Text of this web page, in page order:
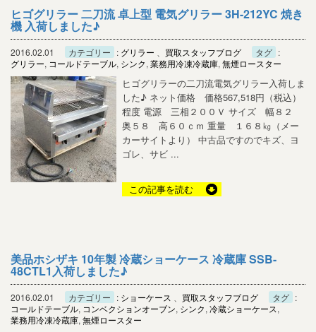
ヒゴグリラー 二刀流 卓上型 電気グリラー 3H-212YC 焼き
機 入荷しました♪
2016.02.01 カテゴリー : グリラー 買取スタッフブログ タグ :
グリラー, コールドテーブル, シンク, 業務用冷凍冷蔵庫, 無煙ロースター
ヒゴグリラーの二刀流電気グリラー入荷しま
した♪ ネット価格 価格567,518円（税込）
程度 電源 三相２００Ｖ サイズ 幅８２
奥５８ 高６０ｃｍ 重量 １６８㎏（メー
カーサイトより） 中古品ですのでキズ、ヨ
ゴレ、サビ ...
この記事を読む
美品ホシザキ 10年製 冷蔵ショーケース 冷蔵庫 SSB-
48CTL1入荷しました♪
2016.02.01 カテゴリー : ショーケース 買取スタッフブログ タグ :
コールドテーブル, コンベクションオーブン, シンク, 冷蔵ショーケース,
業務用冷凍冷蔵庫, 無煙ロースター